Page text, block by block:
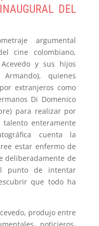
DEL
argumental
cine colombiano,
y sus hijos
quienes
extranjeros como
Di Domenico
para realizar por
enteramente
cuenta la
estar enfermo de
deliberadamente de
punto de intentar
que todo ha
produjo entre